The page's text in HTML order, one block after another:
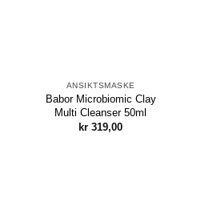
ANSIKTSMASKE
Babor Microbiomic Clay
Multi Cleanser 50ml
kr 319,00